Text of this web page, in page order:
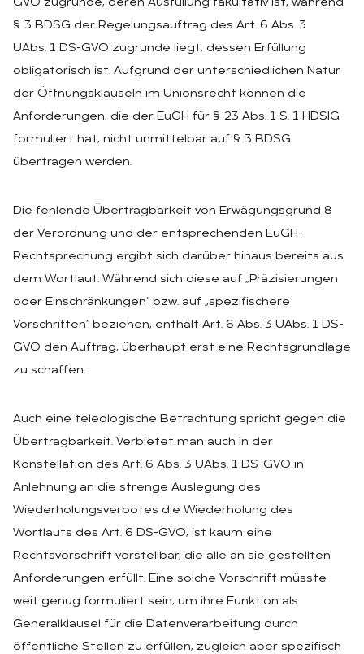
GVO zugrunde, deren Ausfüllung fakultativ ist, während
§ 3 BDSG der Regelungsauftrag des Art. 6 Abs. 3
UAbs. 1 DS-GVO zugrunde liegt, dessen Erfüllung
obligatorisch ist. Aufgrund der unterschiedlichen Natur
der Öffnungsklauseln im Unionsrecht können die
Anforderungen, die der EuGH für § 23 Abs. 1 S. 1 HDSIG
formuliert hat, nicht unmittelbar auf § 3 BDSG
übertragen werden.
Die fehlende Übertragbarkeit von Erwägungsgrund 8
der Verordnung und der entsprechenden EuGH-
Rechtsprechung ergibt sich darüber hinaus bereits aus
dem Wortlaut: Während sich diese auf „Präzisierungen
oder Einschränkungen“ bzw. auf „spezifischere
Vorschriften“ beziehen, enthält Art. 6 Abs. 3 UAbs. 1 DS-
GVO den Auftrag, überhaupt erst eine Rechtsgrundlage
zu schaffen.
Auch eine teleologische Betrachtung spricht gegen die
Übertragbarkeit. Verbietet man auch in der
Konstellation des Art. 6 Abs. 3 UAbs. 1 DS-GVO in
Anlehnung an die strenge Auslegung des
Wiederholungsverbotes die Wiederholung des
Wortlauts des Art. 6 DS-GVO, ist kaum eine
Rechtsvorschrift vorstellbar, die alle an sie gestellten
Anforderungen erfüllt. Eine solche Vorschrift müsste
weit genug formuliert sein, um ihre Funktion als
Generalklausel für die Datenverarbeitung durch
öffentliche Stellen zu erfüllen, zugleich aber spezifisch